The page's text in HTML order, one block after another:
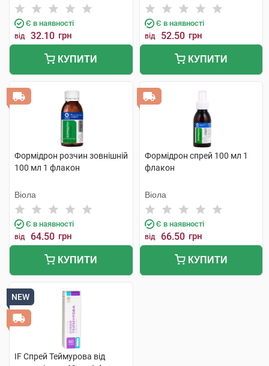
Є в наявності
від 32.10 грн
КУПИТИ
Є в наявності
від 52.50 грн
КУПИТИ
Формідрон розчин зовнішній
100 мл 1 флакон
Віола
Є в наявності
від 64.50 грн
КУПИТИ
Формідрон спрей 100 мл 1
флакон
Віола
Є в наявності
від 66.50 грн
КУПИТИ
NEW
IF Спрей Теймурова від